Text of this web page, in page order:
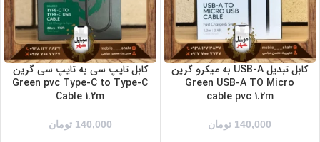
کابل تبدیل USB-A به میکرو گرین
Green USB-A TO Micro
cable pvc 1.2m
140,000 تومان
کابل تایپ سی به تایپ سی گرین
Green pvc Type-C to Type-C
Cable 1.2m
140,000 تومان